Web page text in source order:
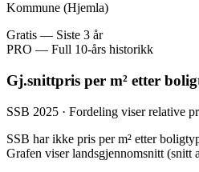
Kommune (Hjemla)
Gratis — Siste 3 år
PRO — Full 10-års historikk
Gj.snittpris per m² etter
SSB 2025 · Fordeling viser relative
SSB har ikke pris per m² etter
Grafen viser landsgjennomsnitt (snitt